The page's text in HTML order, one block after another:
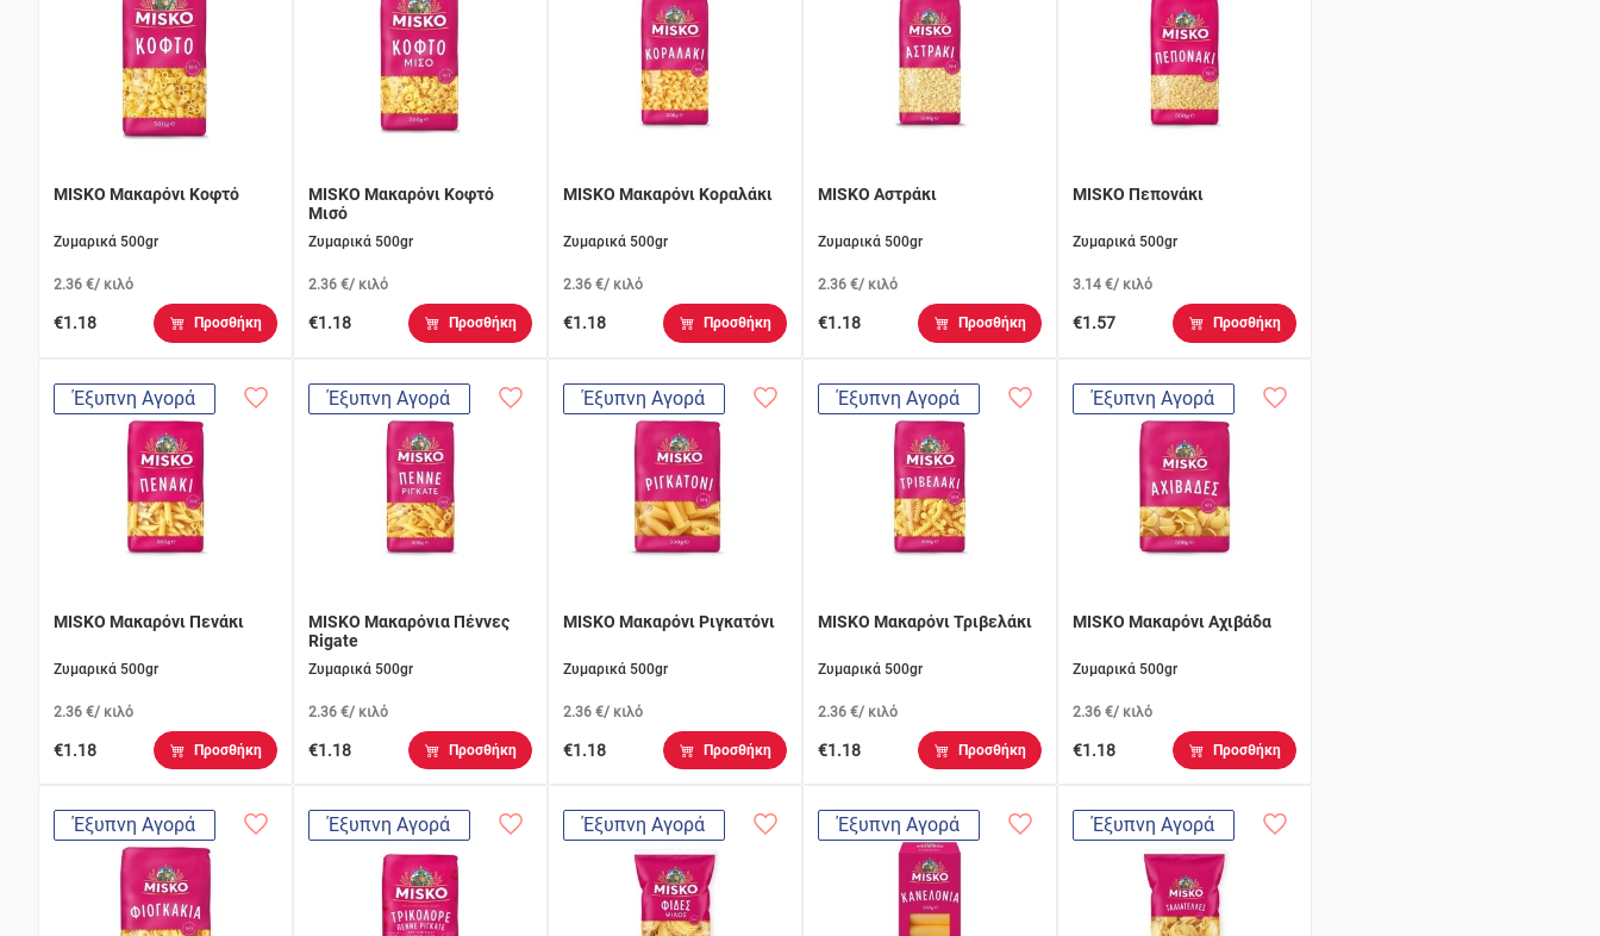
MISKO Μακαρόνι Κοφτό
Ζυμαρικά 500gr
2.36 €/ κιλό
€1.18 Προσθήκη
MISKO Μακαρόνι Κοφτό
Μισό
Ζυμαρικά 500gr
2.36 €/ κιλό
€1.18 Προσθήκη
MISKO Μακαρόνι Κοραλάκι
Ζυμαρικά 500gr
2.36 €/ κιλό
€1.18 Προσθήκη
MISKO Αστράκι
Ζυμαρικά 500gr
2.36 €/ κιλό
€1.18 Προσθήκη
MISKO Πεπονάκι
Ζυμαρικά 500gr
3.14 €/ κιλό
€1.57 Προσθήκη
Έξυπνη Αγορά
MISKO Μακαρόνι Πενάκι
Ζυμαρικά 500gr
2.36 €/ κιλό
€1.18 Προσθήκη
Έξυπνη Αγορά
MISKO Μακαρόνια Πέννες
Rigate
Ζυμαρικά 500gr
2.36 €/ κιλό
€1.18 Προσθήκη
Έξυπνη Αγορά
MISKO Μακαρόνι Ριγκατόνι
Ζυμαρικά 500gr
2.36 €/ κιλό
€1.18 Προσθήκη
Έξυπνη Αγορά
MISKO Μακαρόνι Τριβελάκι
Ζυμαρικά 500gr
2.36 €/ κιλό
€1.18 Προσθήκη
Έξυπνη Αγορά
MISKO Μακαρόνι Αχιβάδα
Ζυμαρικά 500gr
2.36 €/ κιλό
€1.18 Προσθήκη
Έξυπνη Αγορά Έξυπνη Αγορά Έξυπνη Αγορά Έξυπνη Αγορά Έξυπνη Αγορά